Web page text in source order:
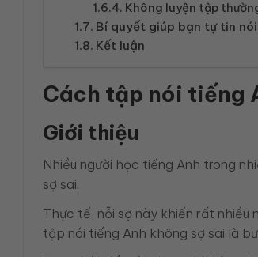
Không luyện tập
Bí quyết giúp bạn tự tin
Kết luận
Cách tập nói tiếng
Giới thiệu
Nhiều người học tiếng Anh trong
sợ sai.
Thực tế, nỗi sợ này khiến rất
tập nói tiếng Anh không sợ sai là